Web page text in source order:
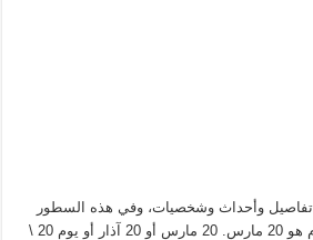
يُقرأ بالنكهات
تفاصيل وأحداث وشخصيات، وفي هذه السطور
نحكي حكايات الأيام.. واليوم هو 20 مارس. 20 مارس أو 20 آذار أو يوم 20 \